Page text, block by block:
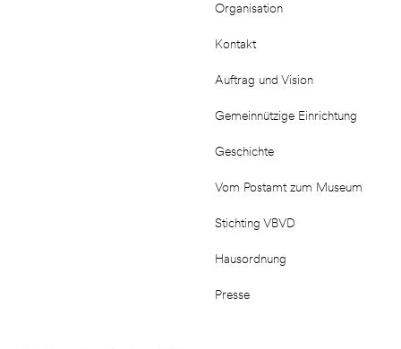
Organisation
Kontakt
Auftrag und Vision
Gemeinnützige Einrichtung
Geschichte
Vom Postamt zum Museum
Stichting VBVD
Hausordnung
Presse